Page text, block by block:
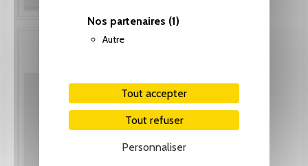
Nos partenaires (1)
Autre
Tout accepter
Tout refuser
Personnaliser